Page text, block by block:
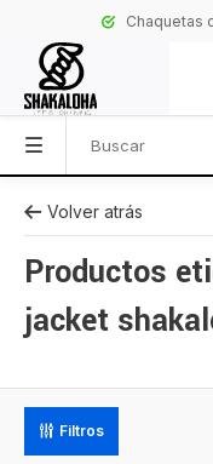
Chaquetas de lana
Volver atrás
Productos
jacket
Filtros